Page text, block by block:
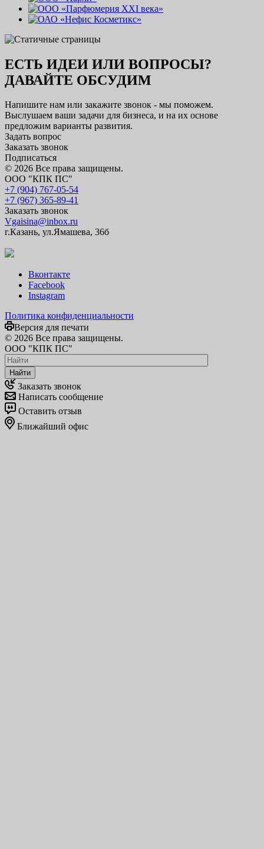
ЕСТЬ ИДЕИ ИЛИ ВОПРОСЫ?
ДАВАЙТЕ ОБСУДИМ
Напишите нам или закажите звонок - мы поможем.
Выслушаем ваши задачи для бизнеса, и на их основе
предложим варианты развития.
Задать вопрос
Заказать звонок
Подписаться
© 2026 Все права защищены.
ООО "КПК ПС"
+7 (904) 767-05-54
+7 (967) 365-89-41
Заказать звонок
Vgaisina@inbox.ru
г.Казань, ул.Ямашева, 36б
Вконтакте
Facebook
Instagram
Политика конфиденциальности
Версия для печати
© 2026 Все права защищены.
ООО "КПК ПС"
Найти
Заказать звонок
Написать сообщение
Оставить отзыв
Ближайший офис